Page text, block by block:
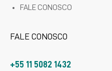
FALE CONOSCO
FALE CONOSCO
+55 11 5082 1432